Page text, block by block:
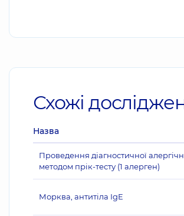
Схожі
Назва
Проведення діагностичної
методом прік-тесту (1 алерген)
Морква, антитіла IgE